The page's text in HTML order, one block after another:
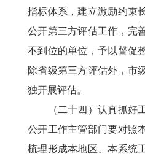
指标体系，建立激励约束
公开第三方评估工作，完
不到位的单位，予以督促
除省级第三方评估外，市
独开展评估。
（二十四）认真抓好工
公开工作主管部门要对照
梳理形成本地区、本系统